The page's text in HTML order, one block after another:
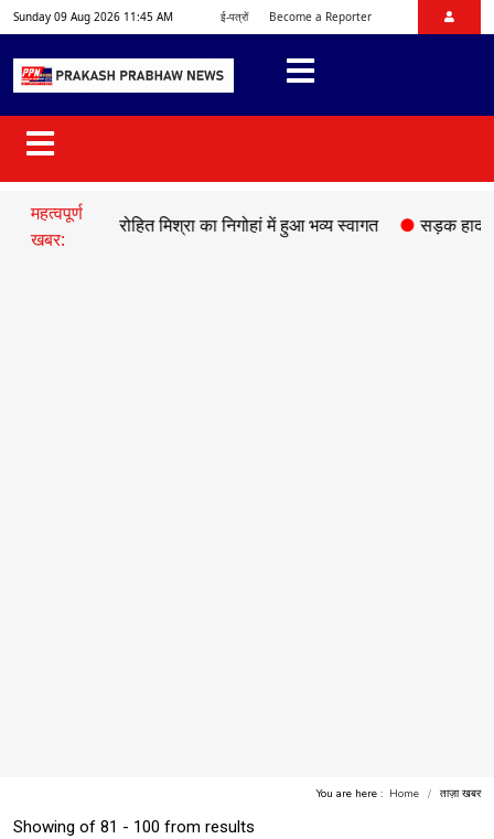
Sunday 09 Aug 2026 11:45 AM ई-पत्रों Become a Reporter
महत्वपूर्ण
खबर:
डॉ. रोहित मिश्रा का निगोहां में हुआ भव्य स्वागत ●सड़क हादसे में
You are here : Home ताज़ा खबर
Showing of 81 - 100 from results